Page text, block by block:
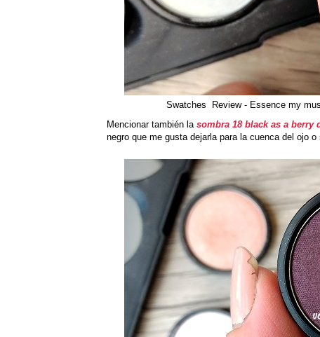
Swatches Review - Essence my
Mencionar también la sombra 18 black as a berry
negro que me gusta dejarla para la cuenca del ojo